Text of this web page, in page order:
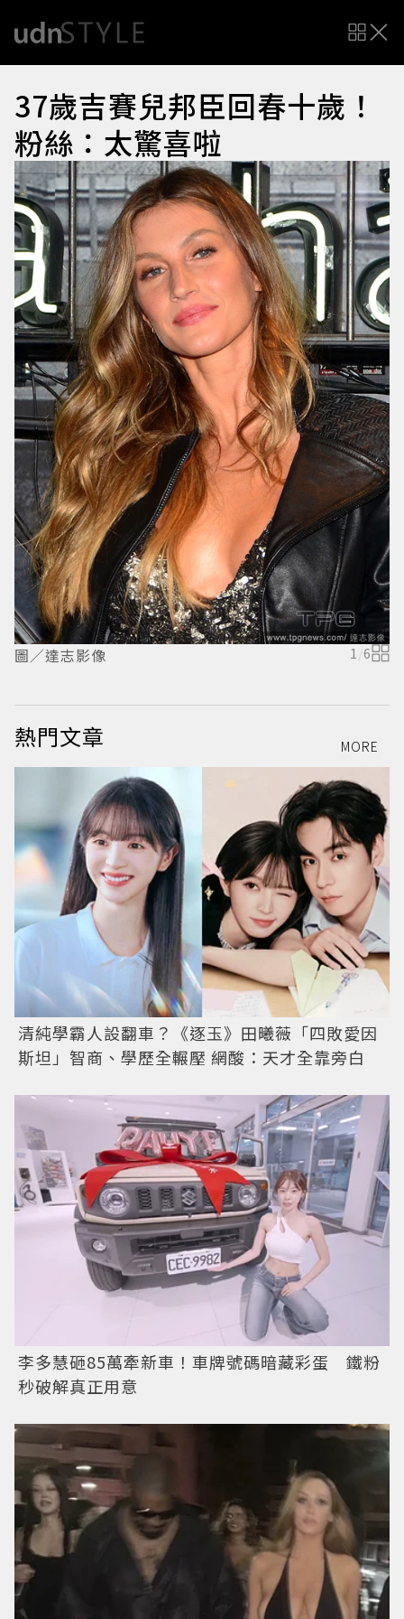
37歲吉賽兒邦臣回春十歲！
粉絲：太驚喜啦
圖／達志影像 1 /6
熱門文章 MORE
清純學霸人設翻車？《逐玉》田曦薇「四敗愛因
斯坦」智商、學歷全輾壓 網酸：天才全靠旁白
李多慧砸85萬牽新車！車牌號碼暗藏彩蛋 鐵粉
秒破解真正用意